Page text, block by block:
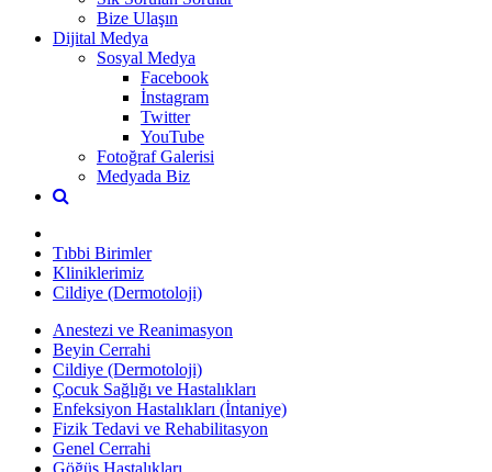
Bize Ulaşın
Dijital Medya
Sosyal Medya
Facebook
İnstagram
Twitter
YouTube
Fotoğraf Galerisi
Medyada Biz
Tıbbi Birimler
Kliniklerimiz
Cildiye (Dermotoloji)
Anestezi ve Reanimasyon
Beyin Cerrahi
Cildiye (Dermotoloji)
Çocuk Sağlığı ve Hastalıkları
Enfeksiyon Hastalıkları (İntaniye)
Fizik Tedavi ve Rehabilitasyon
Genel Cerrahi
Göğüs Hastalıkları